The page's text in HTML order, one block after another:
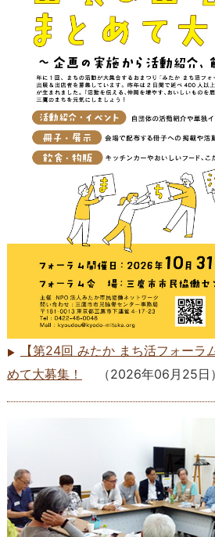
【第24回 みたか まち活フォーラ
めて大募集！
（2026年06月25日 ）